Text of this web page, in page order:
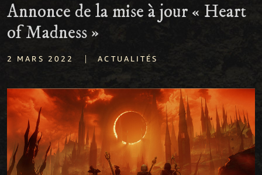
Annonce de la mise à jour « Heart
of Madness »
2 MARS 2022 | ACTUALITÉS